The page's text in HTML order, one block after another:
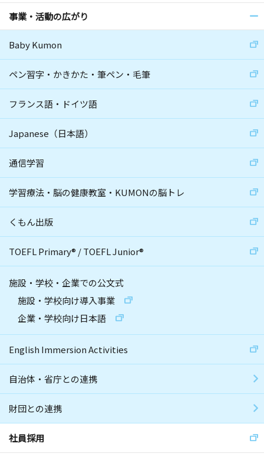
事業・活動の広がり
Baby Kumon
ペン習字・かきかた・筆ペン・毛筆
フランス語・ドイツ語
Japanese（日本語）
通信学習
学習療法・脳の健康教室・KUMONの脳トレ
くもん出版
TOEFL Primary® /TOEFL Junior®
施設・学校・企業での公文式
施設・学校向け導入事業
企業・学校向け日本語
English Immersion Activities
自治体・省庁との連携
財団との連携
社員採用